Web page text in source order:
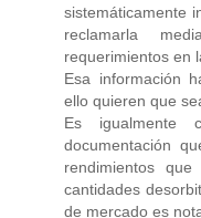
sistemáticamente
reclamarla
requerimientos en
Esa información
ello quieren que
Es igualmente
documentación
rendimientos
cantidades
de mercado es